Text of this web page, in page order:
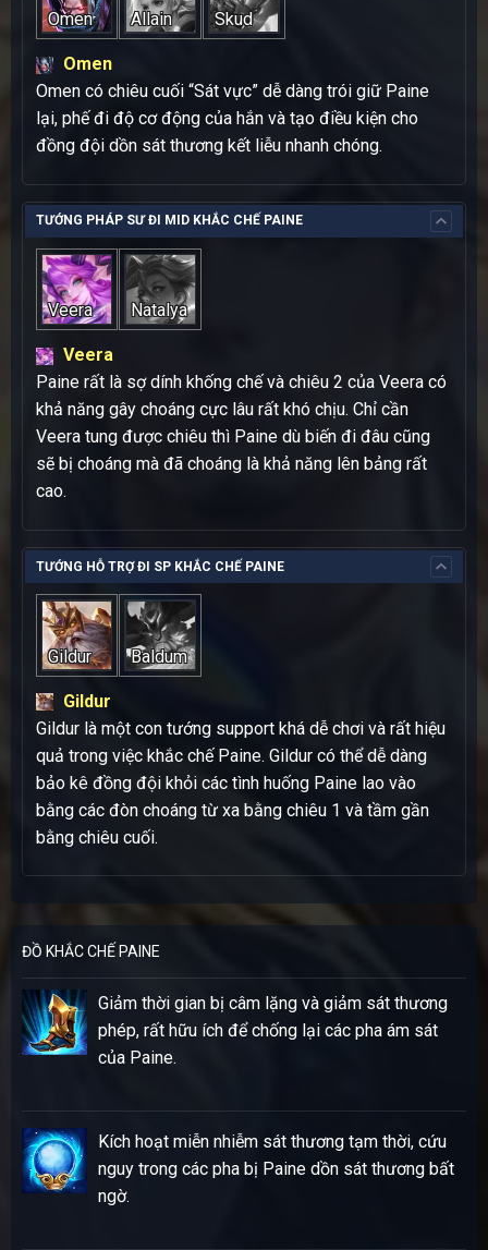
Omen Allain Skud
Omen
Omen có chiêu cuối “Sát vực” dễ dàng trói giữ Paine
lại, phế đi độ cơ động của hắn và tạo điều kiện cho
đồng đội dồn sát thương kết liễu nhanh chóng.
TƯỚNG PHÁP SƯ ĐI MID KHẮC CHẾ PAINE
Veera Natalya
Veera
Paine rất là sợ dính khống chế và chiêu 2 của Veera có
khả năng gây choáng cực lâu rất khó chịu. Chỉ cần
Veera tung được chiêu thì Paine dù biến đi đâu cũng
sẽ bị choáng mà đã choáng là khả năng lên bảng rất
cao.
TƯỚNG HỖ TRỢ ĐI SP KHẮC CHẾ PAINE
Gildur Baldum
Gildur
Gildur là một con tướng support khá dễ chơi và rất hiệu
quả trong việc khắc chế Paine. Gildur có thể dễ dàng
bảo kê đồng đội khỏi các tình huống Paine lao vào
bằng các đòn choáng từ xa bằng chiêu 1 và tầm gần
bằng chiêu cuối.
ĐỒ KHẮC CHẾ PAINE
Giảm thời gian bị câm lặng và giảm sát thương
phép, rất hữu ích để chống lại các pha ám sát
của Paine.
Kích hoạt miễn nhiễm sát thương tạm thời, cứu
nguy trong các pha bị Paine dồn sát thương bất
ngờ.